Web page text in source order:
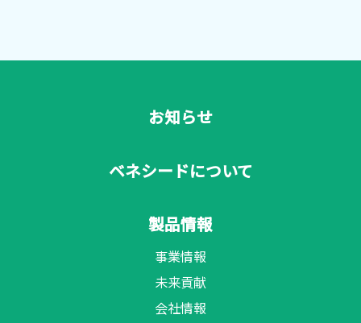
お知らせ
ベネシードについて
製品情報
事業情報
未来貢献
会社情報